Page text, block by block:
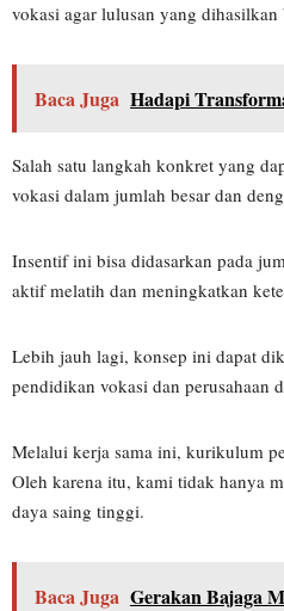
vokasi agar lulusan yang dihasilkan
Baca Juga Hadapi
Salah satu langkah konkret yang
vokasi dalam jumlah besar dan
Insentif ini bisa didasarkan pada
aktif melatih dan meningkatkan
Lebih jauh lagi, konsep ini dapat
pendidikan vokasi dan perusahaan
Melalui kerja sama ini, kurikulum
Oleh karena itu, kami tidak hanya
daya saing tinggi.
Baca Juga Gerakan Bajaga